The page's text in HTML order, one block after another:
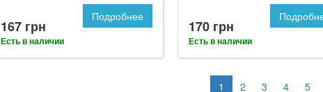
167 грн
Есть в наличии
Подробнее
170 грн
Есть в наличии
1 2 3 4 5